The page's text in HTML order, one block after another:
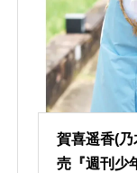
賀喜遥香(
売『週刊少